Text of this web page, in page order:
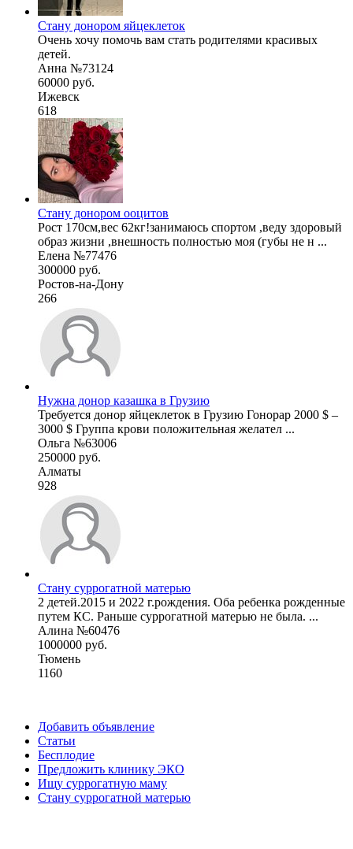
Стану донором яйцеклеток
Очень хочу помочь вам стать родителями красивых
детей.
Анна №73124
60000 руб.
Ижевск
618
Стану донором ооцитов
Рост 170см,вес 62кг!занимаюсь спортом ,веду здоровый
образ жизни ,внешность полностью моя (губы не н ...
Елена №77476
300000 руб.
Ростов-на-Дону
266
Нужна донор казашка в Грузию
Требуется донор яйцеклеток в Грузию Гонорар 2000 $ –
3000 $ Группа крови положительная желател ...
Ольга №63006
250000 руб.
Алматы
928
Стану суррогатной матерью
2 детей.2015 и 2022 г.рождения. Оба ребенка рожденные
путем КС. Раньше суррогатной матерью не была. ...
Алина №60476
1000000 руб.
Тюмень
1160
Добавить объявление
Статьи
Бесплодие
Предложить клинику ЭКО
Ищу суррогатную маму
Стану суррогатной матерью